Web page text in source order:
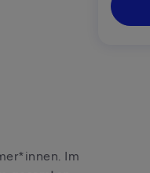
Im